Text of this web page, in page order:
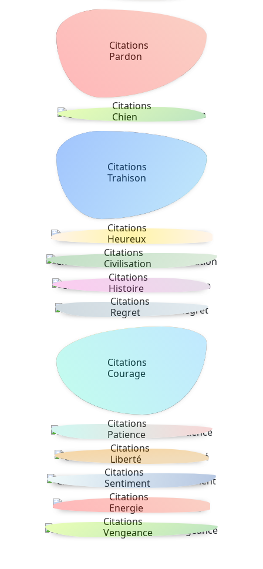
Citations
Pardon
Citations
Chien
Citations
Trahison
Citations
Heureux
Citations
Civilisation
Citations
Histoire
Citations
Regret
Citations
Courage
Citations
Patience
Citations
Liberté
Citations
Sentiment
Citations
Energie
Citations
Vengeance